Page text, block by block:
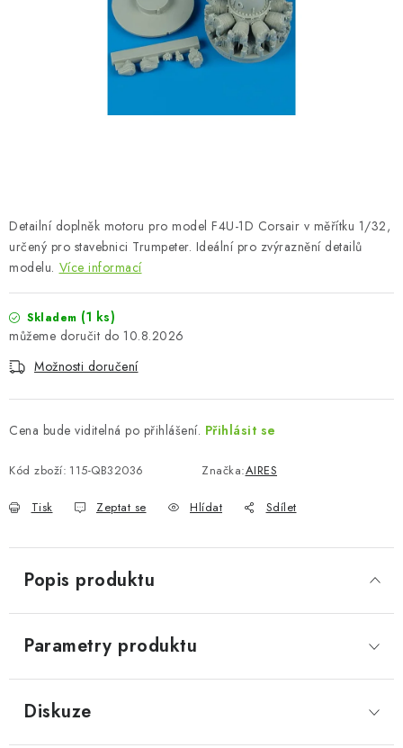
SKY RIDERS COFFEE
Velkoobchod (B2B)
FAQ Hromadná objednávka
Detailní doplněk motoru pro model F4U-1D Corsair v měřítku 1/32,
určený pro stavebnici Trumpeter. Ideální pro zvýraznění detailů
modelu. Více informací
Skladem (1 ks)
10.8.2026
Možnosti doručení
Cena bude viditelná po přihlášení. Přihlásit se
Kód zboží: 115-QB32036 Značka:AIRES
Tisk Zeptat se Hlídat Sdílet
Popis produktu
Parametry produktu
Diskuze